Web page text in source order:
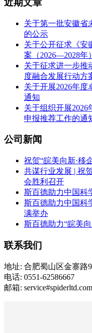
近期文章
关于第一批安徽省
的公示
关于公开征求《安
案（2026—2028年
关于征求进一步推
度融合发展行动方
关于开展2026年
通知
关于组织开展
申报推荐工作的通
公司新闻
祝贺“皖美向新·移
共谋行业发展 | 祝
会胜利召开
斯百德助力中国科
斯百德助力中国科
满举办
斯百德助力“皖美
联系我们
地址: 合肥蜀山区金寨路
电话: 0551-62586667
邮箱: